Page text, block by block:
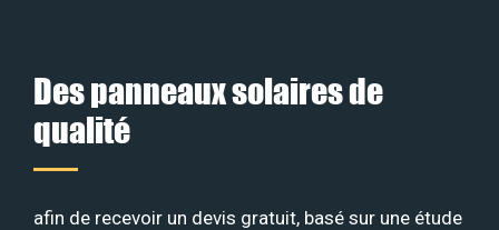
Des panneaux solaires de
qualité
afin de recevoir un devis gratuit, basé sur une étude